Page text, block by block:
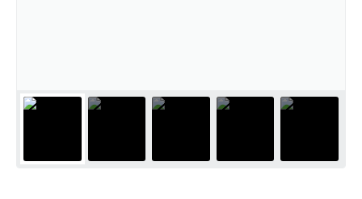
Contato